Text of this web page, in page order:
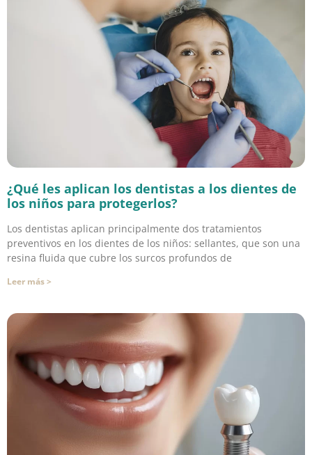
¿Qué les aplican los dentistas a los dientes de
los niños para protegerlos?
Los dentistas aplican principalmente dos tratamientos
preventivos en los dientes de los niños: sellantes, que son una
resina fluida que cubre los surcos profundos de
Leer más >